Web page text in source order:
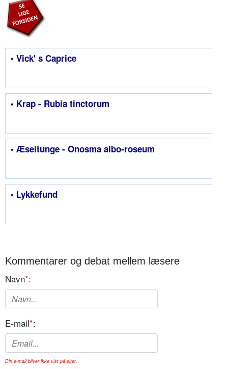
• Vick' s Caprice
• Krap - Rubia tinctorum
• Æseltunge - Onosma albo-roseum
• Lykkefund
Kommentarer og debat mellem læsere
Navn*:
E-mail*:
Din e-mail bliver ikke vist på sitet.